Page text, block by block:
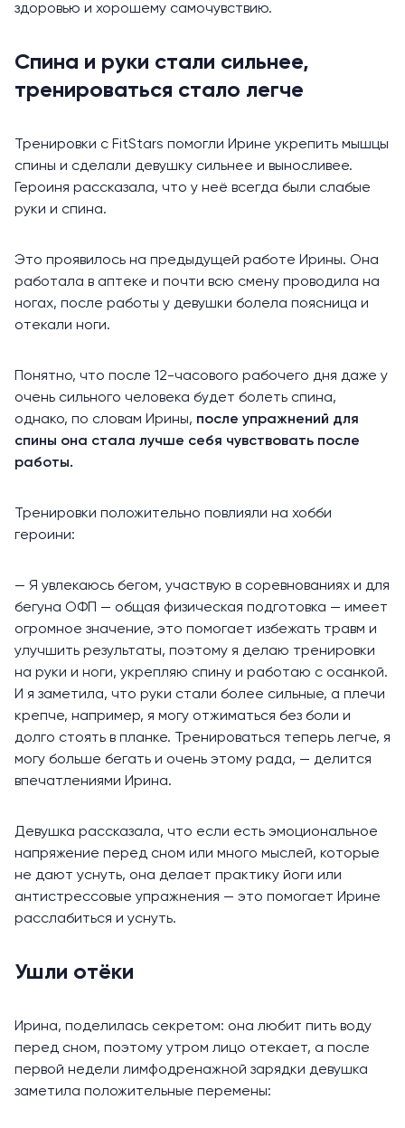
здоровью и хорошему самочувствию.
Спина и руки стали сильнее,
тренироваться стало легче
Тренировки с FitStars помогли Ирине укрепить мышцы
спины и сделали девушку сильнее и выносливее.
Героиня рассказала, что у неё всегда были слабые
руки и спина.
Это проявилось на предыдущей работе Ирины. Она
работала в аптеке и почти всю смену проводила на
ногах, после работы у девушки болела поясница и
отекали ноги.
Понятно, что после 12-часового рабочего дня даже у
очень сильного человека будет болеть спина,
однако, по словам Ирины, после упражнений для
спины она стала лучше себя чувствовать после
работы.
Тренировки положительно повлияли на хобби
героини:
— Я увлекаюсь бегом, участвую в соревнованиях и для
бегуна ОФП — общая физическая подготовка — имеет
огромное значение, это помогает избежать травм и
улучшить результаты, поэтому я делаю тренировки
на руки и ноги, укрепляю спину и работаю с осанкой.
И я заметила, что руки стали более сильные, а плечи
крепче, например, я могу отжиматься без боли и
долго стоять в планке. Тренироваться теперь легче, я
могу больше бегать и очень этому рада, — делится
впечатлениями Ирина.
Девушка рассказала, что если есть эмоциональное
напряжение перед сном или много мыслей, которые
не дают уснуть, она делает практику йоги или
антистрессовые упражнения — это помогает Ирине
расслабиться и уснуть.
Ушли отёки
Ирина, поделилась секретом: она любит пить воду
перед сном, поэтому утром лицо отекает, а после
первой недели лимфодренажной зарядки девушка
заметила положительные перемены: